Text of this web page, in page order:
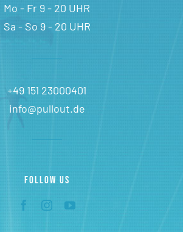
Mo - Fr 9 - 20 UHR
Sa - So 9 - 20 UHR
+49 151 23000401
info@pullout.de
FOLLOW US